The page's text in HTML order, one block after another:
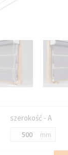
szerokość - A
mm